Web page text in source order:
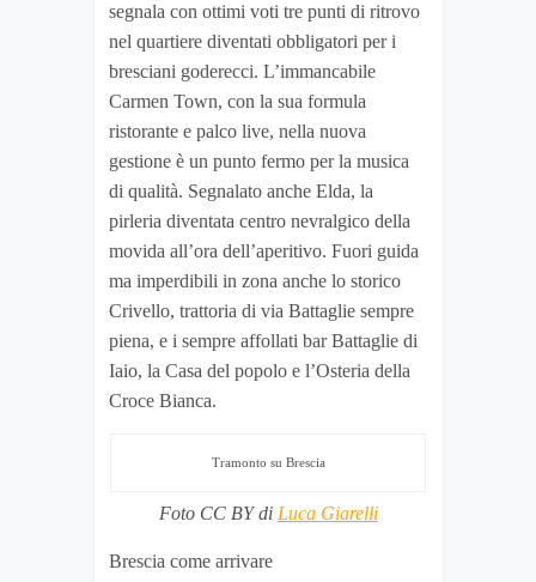
segnala con ottimi voti tre punti di ritrovo
nel quartiere diventati obbligatori per i
bresciani goderecci. L’immancabile
Carmen Town, con la sua formula
ristorante e palco live, nella nuova
gestione è un punto fermo per la musica
di qualità. Segnalato anche Elda, la
pirleria diventata centro nevralgico della
movida all’ora dell’aperitivo. Fuori guida
ma imperdibili in zona anche lo storico
Crivello, trattoria di via Battaglie sempre
piena, e i sempre affollati bar Battaglie di
Iaio, la Casa del popolo e l’Osteria della
Croce Bianca.
Tramonto su Brescia
Foto CC BY di Luca Giarelli
Brescia come arrivare